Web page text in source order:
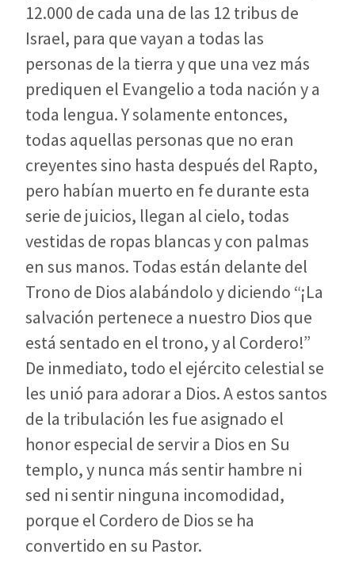
12.000 de cada una de las 12 tribus de
Israel, para que vayan a todas las
personas de la tierra y que una vez más
prediquen el Evangelio a toda nación y a
toda lengua. Y solamente entonces,
todas aquellas personas que no eran
creyentes sino hasta después del Rapto,
pero habían muerto en fe durante esta
serie de juicios, llegan al cielo, todas
vestidas de ropas blancas y con palmas
en sus manos. Todas están delante del
Trono de Dios alabándolo y diciendo “¡La
salvación pertenece a nuestro Dios que
está sentado en el trono, y al Cordero!”
De inmediato, todo el ejército celestial se
les unió para adorar a Dios. A estos santos
de la tribulación les fue asignado el
honor especial de servir a Dios en Su
templo, y nunca más sentir hambre ni
sed ni sentir ninguna incomodidad,
porque el Cordero de Dios se ha
convertido en su Pastor.